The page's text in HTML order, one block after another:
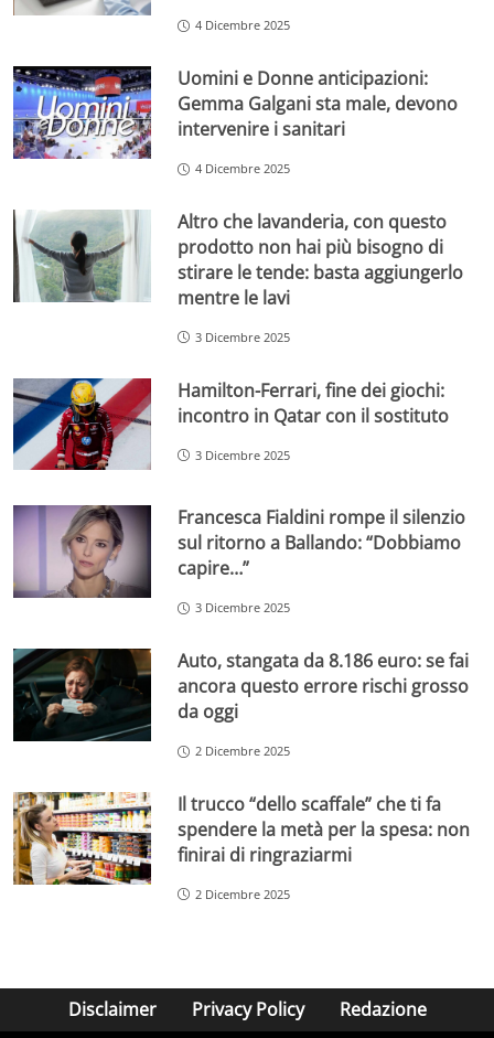
4 Dicembre 2025
Uomini e Donne anticipazioni:
Gemma Galgani sta male, devono
intervenire i sanitari
4 Dicembre 2025
Altro che lavanderia, con questo
prodotto non hai più bisogno di
stirare le tende: basta aggiungerlo
mentre le lavi
3 Dicembre 2025
Hamilton-Ferrari, fine dei giochi:
incontro in Qatar con il sostituto
3 Dicembre 2025
Francesca Fialdini rompe il silenzio
sul ritorno a Ballando: “Dobbiamo
capire…”
3 Dicembre 2025
Auto, stangata da 8.186 euro: se fai
ancora questo errore rischi grosso
da oggi
2 Dicembre 2025
Il trucco “dello scaffale” che ti fa
spendere la metà per la spesa: non
finirai di ringraziarmi
2 Dicembre 2025
Disclaimer Privacy Policy Redazione